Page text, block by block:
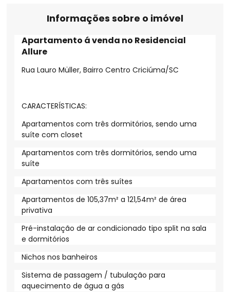
Informações sobre o imóvel
Apartamento á venda no Residencial
Allure
Rua Lauro Müller, Bairro Centro Criciúma/SC
CARACTERÍSTICAS:
Apartamentos com três dormitórios, sendo uma
suíte com closet
Apartamentos com três dormitórios, sendo uma
suíte
Apartamentos com três suítes
Apartamentos de 105,37m² a 121,54m² de área
privativa
Pré-instalação de ar condicionado tipo split na sala
e dormitórios
Nichos nos banheiros
Sistema de passagem / tubulação para
aquecimento de água a gás